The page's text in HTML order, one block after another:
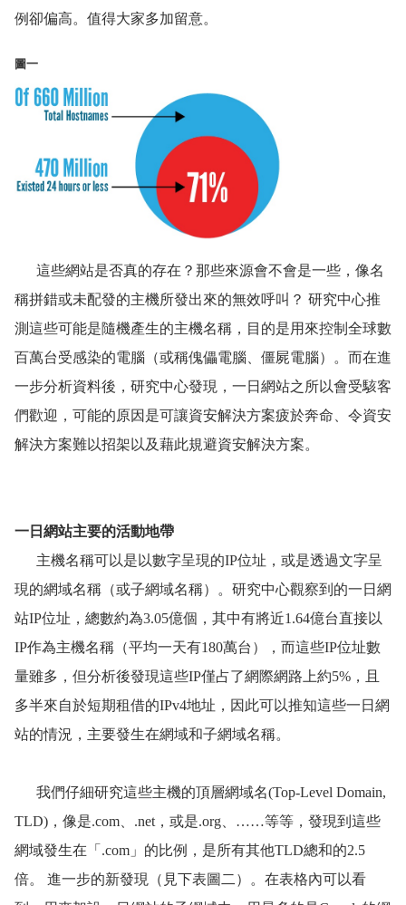
例卻偏高。值得大家多加留意。
圖一
這些網站是否真的存在？那些來源會不會是一些，像名
稱拼錯或未配發的主機所發出來的無效呼叫？ 研究中心推
測這些可能是隨機產生的主機名稱，目的是用來控制全球數
百萬台受感染的電腦（或稱傀儡電腦、僵屍電腦）。而在進
一步分析資料後，研究中心發現，一日網站之所以會受駭客
們歡迎，可能的原因是可讓資安解決方案疲於奔命、令資安
解決方案難以招架以及藉此規避資安解決方案。
一日網站主要的活動地帶
主機名稱可以是以數字呈現的IP位址，或是透過文字呈
現的網域名稱（或子網域名稱）。研究中心觀察到的一日網
站IP位址，總數約為3.05億個，其中有將近1.64億台直接以
IP作為主機名稱（平均一天有180萬台），而這些IP位址數
量雖多，但分析後發現這些IP僅占了網際網路上約5%，且
多半來自於短期租借的IPv4地址，因此可以推知這些一日網
站的情況，主要發生在網域和子網域名稱。
我們仔細研究這些主機的頂層網域名(Top-Level Domain,
TLD)，像是.com、.net，或是.org、……等等，發現到這些
網域發生在「.com」的比例，是所有其他TLD總和的2.5
倍。 進一步的新發現（見下表圖二）。在表格內可以看